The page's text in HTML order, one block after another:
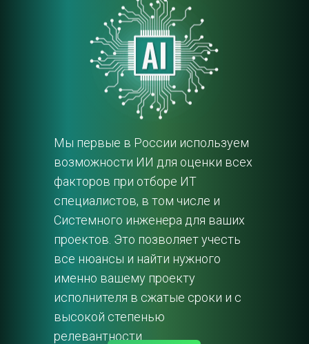
Мы первые в России используем
возможности ИИ для оценки всех
факторов при отборе ИТ
специалистов, в том числе и
Системного инженера для ваших
проектов. Это позволяет учесть
все нюансы и найти нужного
именно вашему проекту
исполнителя в сжатые сроки и с
высокой степенью
релевантности.